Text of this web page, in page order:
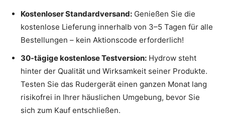
Kostenloser Standardversand: Genießen Sie die
kostenlose Lieferung innerhalb von 3–5 Tagen für alle
Bestellungen – kein Aktionscode erforderlich!
30-tägige kostenlose Testversion: Hydrow steht
hinter der Qualität und Wirksamkeit seiner Produkte.
Testen Sie das Rudergerät einen ganzen Monat lang
risikofrei in Ihrer häuslichen Umgebung, bevor Sie
sich zum Kauf entschließen.